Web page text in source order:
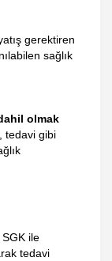
gerektiren
sağlık
olmak
tedavi gibi
ile
tedavi